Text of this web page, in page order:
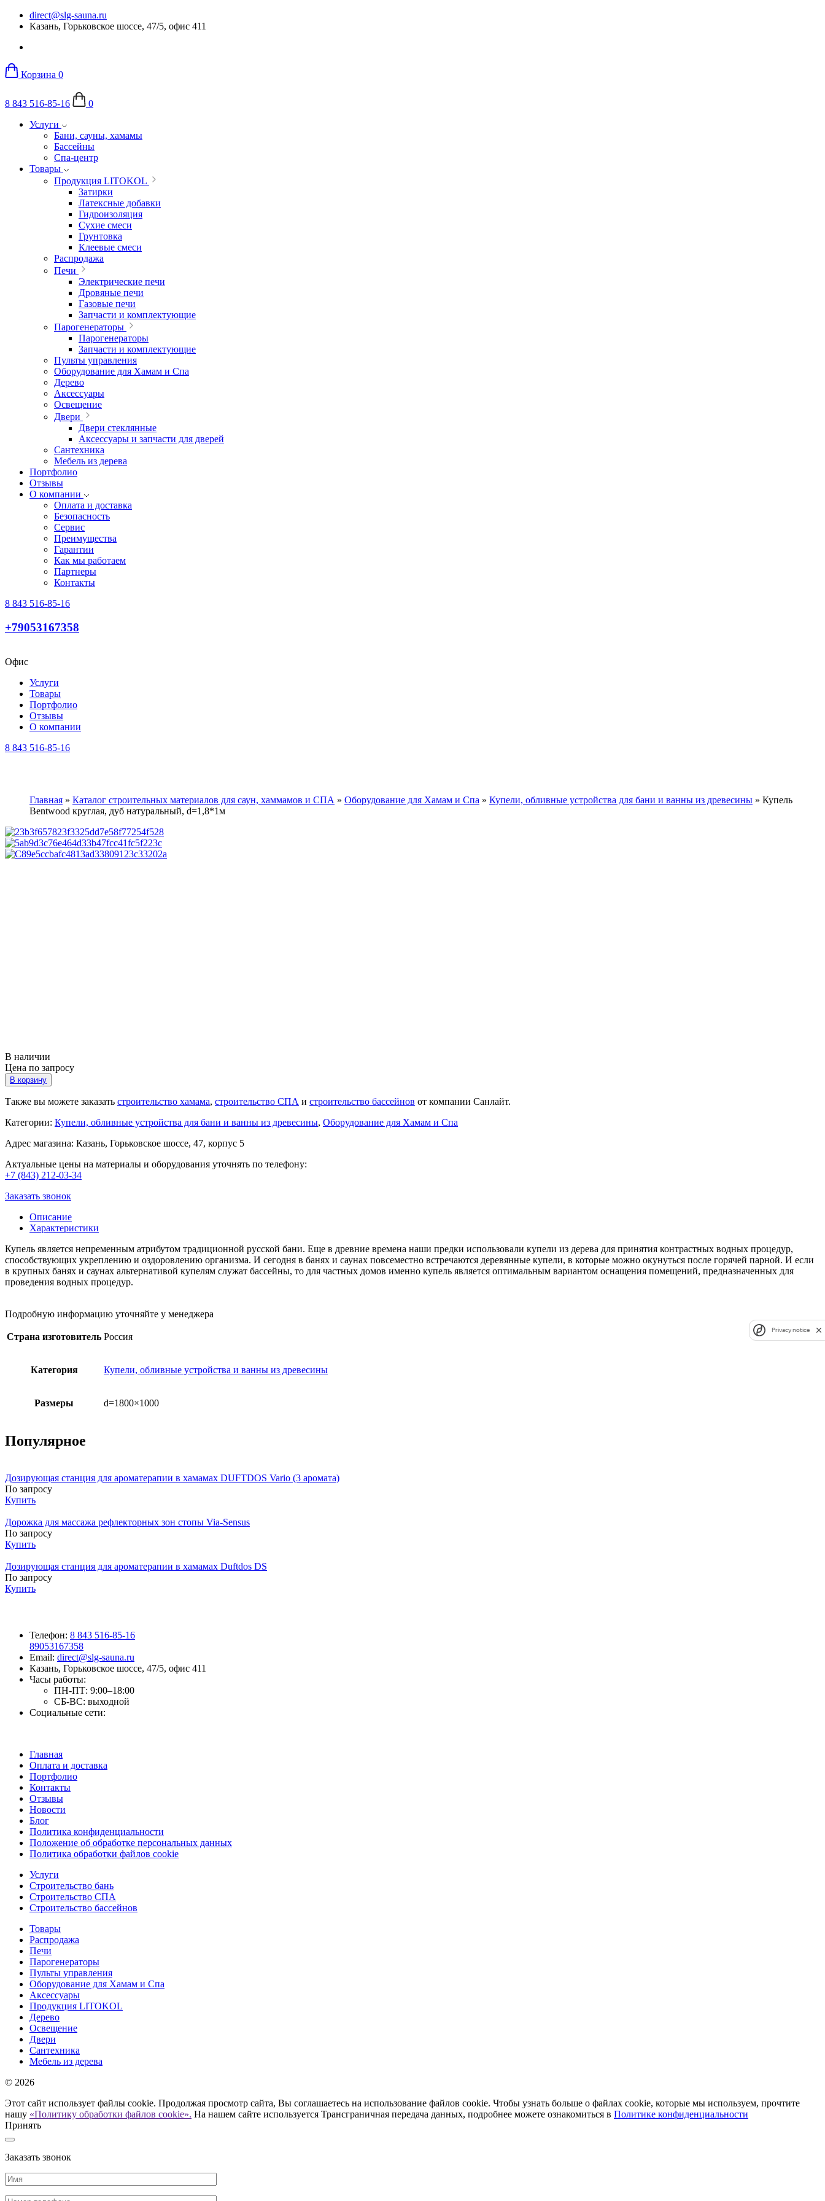
direct@slg-sauna.ru
Казань, Горьковское шоссе, 47/5, офис 411
Корзина 0
8 843 516-85-16
0
Услуги
Бани, сауны, хамамы
Бассейны
Спа-центр
Товары
Продукция LITOKOL
Затирки
Латексные добавки
Гидроизоляция
Сухие смеси
Грунтовка
Клеевые смеси
Распродажа
Печи
Электрические печи
Дровяные печи
Газовые печи
Запчасти и комплектующие
Парогенераторы
Парогенераторы
Запчасти и комплектующие
Пульты управления
Оборудование для Хамам и Спа
Дерево
Аксессуары
Освещение
Двери
Двери стеклянные
Аксессуары и запчасти для дверей
Сантехника
Мебель из дерева
Портфолио
Отзывы
О компании
Оплата и доставка
Безопасность
Сервис
Преимущества
Гарантии
Как мы работаем
Партнеры
Контакты
8 843 516-85-16
+79053167358
Офис
Услуги
Товары
Портфолио
Отзывы
О компании
8 843 516-85-16
Главная » Каталог строительных материалов для саун, хаммамов и СПА » Оборудование для Хамам и Спа » Купели, обливные устройства для бани и ванны из древесины » Купель
Bentwood круглая, дуб натуральный, d=1,8*1м
В наличии
Цена по запросу
В корзину
Также вы можете заказать строительство хамама, строительство СПА и строительство бассейнов от компании Санлайт.
Категории: Купели, обливные устройства для бани и ванны из древесины, Оборудование для Хамам и Спа
Адрес магазина: Казань, Горьковское шоссе, 47, корпус 5
Актуальные цены на материалы и оборудования уточнять по телефону:
+7 (843) 212-03-34
Заказать звонок
Описание
Характеристики
Купель является непременным атрибутом традиционной русской бани. Еще в древние времена наши предки использовали купели из дерева для принятия контрастных водных процедур,
способствующих укреплению и оздоровлению организма. И сегодня в банях и саунах повсеместно встречаются деревянные купели, в которые можно окунуться после горячей парной. И если
в крупных банях и саунах альтернативой купелям служат бассейны, то для частных домов именно купель является оптимальным вариантом оснащения помещений, предназначенных для
проведения водных процедур.
Подробную информацию уточняйте у менеджера
Страна изготовитель Россия
Категория Купели, обливные устройства и ванны из древесины
Размеры d=1800×1000
Популярное
Дозирующая станция для ароматерапии в хамамах DUFTDOS Vario (3 аромата)
По запросу
Купить
Дорожка для массажа рефлекторных зон стопы Via-Sensus
По запросу
Купить
Дозирующая станция для ароматерапии в хамамах Duftdos DS
По запросу
Купить
Телефон: 8 843 516-85-16
89053167358
Email: direct@slg-sauna.ru
Казань, Горьковское шоссе, 47/5, офис 411
Часы работы:
ПН-ПТ: 9:00–18:00
СБ-ВС: выходной
Социальные сети:
Главная
Оплата и доставка
Портфолио
Контакты
Отзывы
Новости
Блог
Политика конфиденциальности
Положение об обработке персональных данных
Политика обработки файлов cookie
Услуги
Строительство бань
Строительство СПА
Строительство бассейнов
Товары
Распродажа
Печи
Парогенераторы
Пульты управления
Оборудование для Хамам и Спа
Аксессуары
Продукция LITOKOL
Дерево
Освещение
Двери
Сантехника
Мебель из дерева
© 2026
Этот сайт использует файлы cookie. Продолжая просмотр сайта, Вы соглашаетесь на использование файлов cookie. Чтобы узнать больше о файлах cookie, которые мы используем, прочтите
нашу «Политику обработки файлов cookie». На нашем сайте используется Трансграничная передача данных, подробнее можете ознакомиться в Политике конфиденциальности
Принять
Заказать звонок
Privacy notice